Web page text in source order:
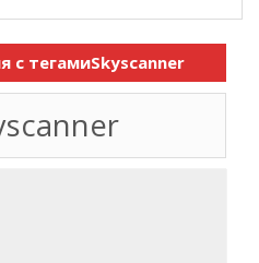
с тегамиSkyscanner